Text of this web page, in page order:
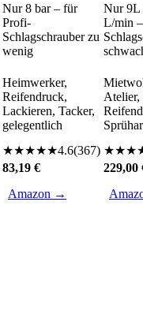
Nur 8 bar – für
Profi-
Schlagschrauber zu
wenig
Nur 9L
L/min
Heimwerker,
Reifendruck,
Lackieren, Tacker,
gelegentlich
Atelier,
★★★★★4.6(367) ★★★
83,19 €
229,00
Amazon →